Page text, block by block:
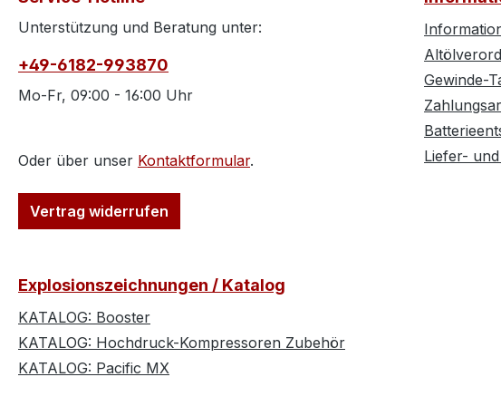
Unterstützung und Beratung unter:
+49-6182-993870
Mo-Fr, 09:00 - 16:00 Uhr
Oder über unser Kontaktformular.
Vertrag widerrufen
Gewinde-
Liefer-
Explosionszeichnungen / Katalog
KATALOG: Booster
KATALOG: Hochdruck-Kompressoren Zubehör
KATALOG: Pacific MX